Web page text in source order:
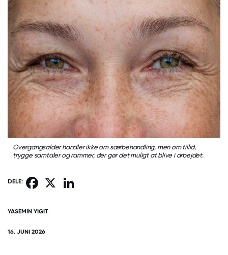
Overgangsalder handler ikke om særbehandling, men om tillid,
trygge samtaler og rammer, der gør det muligt at blive i arbejdet.
DELE: Facebook
YASEMIN YIGIT
16. JUNI 2026